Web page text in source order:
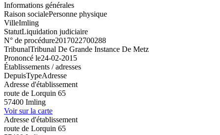
Informations générales
Raison socialePersonne physique
VilleImling
StatutLiquidation judiciaire
N° de procédure2017022700288
TribunalTribunal De Grande Instance De Metz
Prononcé le24-02-2015
Établissements / adresses
DepuisTypeAdresse
Adresse d'établissement
route de Lorquin 65
57400 Imling
Voir sur la carte
Adresse d'établissement
route de Lorquin 65